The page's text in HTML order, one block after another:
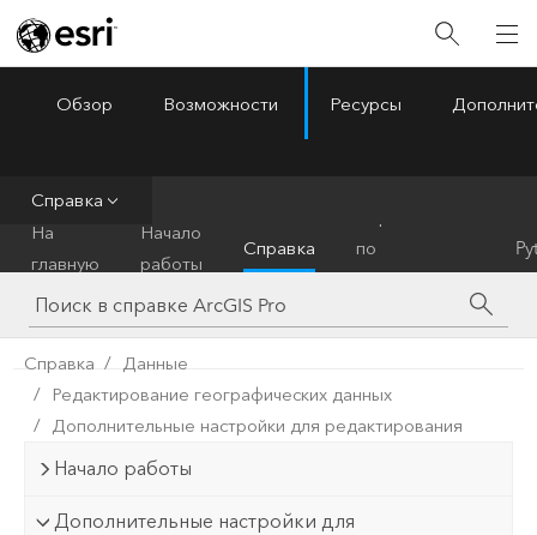
ArcGIS Pro
Обзор Возможности Ресурсы
Справка
На
главную
Начало
работы
Справка
по
инструментам
Справка
Данные
Редактирование географических данных
Дополнительные настройки для редактирования
Начало работы
Дополнительные настройки для